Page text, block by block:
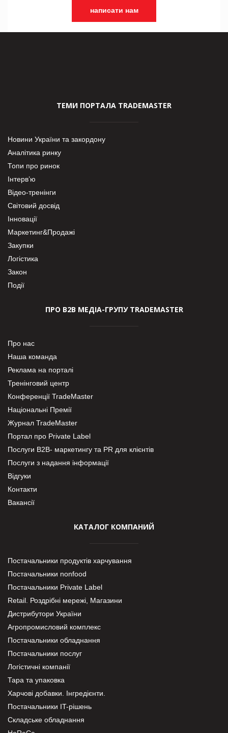
написати нам
ТЕМИ ПОРТАЛА TRADEMASTER
Новини України та закордону
Аналітика ринку
Топи про ринок
Інтерв’ю
Відео-тренінги
Світовий досвід
Інновації
Маркетинг&Продажі
Закупки
Логістика
Закон
Події
ПРО В2В МЕДІА-ГРУПУ TRADEMASTER
Про нас
Наша команда
Реклама на порталі
Тренінговий центр
Конференції TradeMaster
Національні Премії
Журнал TradeMaster
Портал про Private Label
Послуги В2В- маркетингу та PR для клієнтів
Послуги з надання інформації
Відгуки
Контакти
Вакансії
КАТАЛОГ КОМПАНИЙ
Постачальники продуктів харчування
Постачальники nonfood
Постачальники Private Label
Retail. Роздрібні мережі, Магазини
Дистрибутори України
Агропромисловий комплекс
Постачальники обладнання
Постачальники послуг
Логістичні компанії
Тара та упаковка
Харчові добавки. Інгредієнти.
Постачальники IT-рішень
Складське обладнання